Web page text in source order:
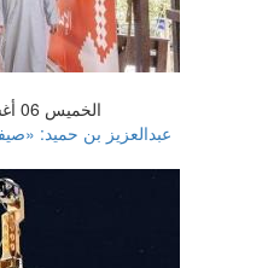
الخميس 06 أغسطس 2026 02:14 صباحاً
عبدالعزيز بن حميد: